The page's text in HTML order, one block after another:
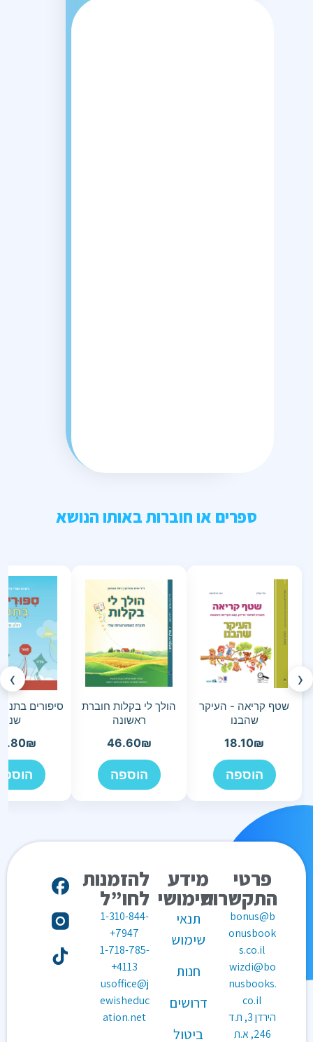
ספרים או חוברות באותו הנושא
‹
שטף קריאה - העיקר
שהבנו
18.10₪
הוספה
הולך לי בקלות חוברת
ראשונה
46.60₪
הוספה
סיפורים
שני
₪
›
פרטי
התקשרות
bonus@b
onusbook
s.co.il
wizdi@bo
nusbooks.
co.il
הירדן 3, ת.ד
246, א.ת
מידע
שימושי
תנאי
שימוש
חנות
דרושים
ביטול
להזמנות
לחו”ל
1-310-844-
7947+
1-718-785-
4113+
usoffice@j
ewisheduc
ation.net